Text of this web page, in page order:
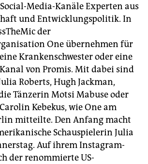
Media-Kanäle Experten aus
und Entwicklungspolitik. In
der
One übernehmen für
Krankenschwester oder eine
von Promis. Mit dabei sind
Roberts, Hugh Jackman,
Tänzerin Motsi Mabuse oder
Kebekus, wie One am
mitteilte. Den Anfang macht
Schauspielerin Julia
Auf ihrem Instagram-
der renommierte US-